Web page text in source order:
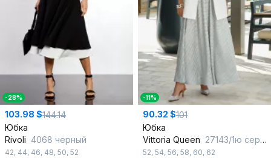
-28%
103.98 $144.14
Юбка
Rivoli 4068 черный
42, 44, 46, 48, 50, 52
-11%
90.32 $101
Юбка
Vittoria Queen 27143/1ю серебро
52, 54, 56, 58, 60, 62